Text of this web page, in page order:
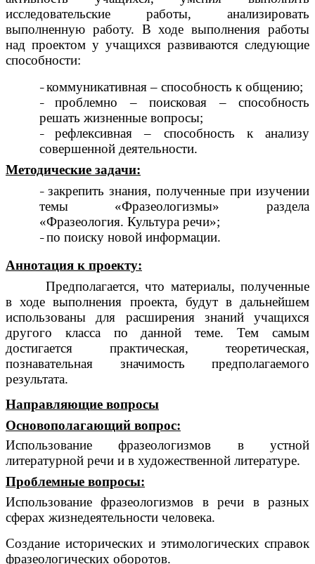
исследовательские работы, анализировать
выполненную работу. В ходе выполнения работы
над проектом у учащихся развиваются следующие
способности:
коммуникативная – способность к общению;
проблемно – поисковая – способность
решать жизненные вопросы;
рефлексивная – способность к анализу
совершенной деятельности.
Методические задачи:
закрепить знания, полученные при изучении
темы «Фразеологизмы» раздела
«Фразеология. Культура речи»;
по поиску новой информации.
Аннотация к проекту:
Предполагается, что материалы, полученные
в ходе выполнения проекта, будут в дальнейшем
использованы для расширения знаний учащихся
другого класса по данной теме. Тем самым
достигается практическая, теоретическая,
познавательная значимость предполагаемого
результата.
Направляющие вопросы
Основополагающий вопрос:
Использование фразеологизмов в устной
литературной речи и в художественной литературе.
Проблемные вопросы:
Использование фразеологизмов в речи в разных
сферах жизнедеятельности человека.
Создание исторических и этимологических справок
фразеологических оборотов.